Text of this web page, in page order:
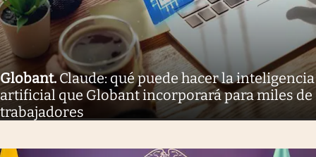
Globant.Claude: qué puede hacer la inteligencia
artificial que Globant incorporará para miles de
trabajadores